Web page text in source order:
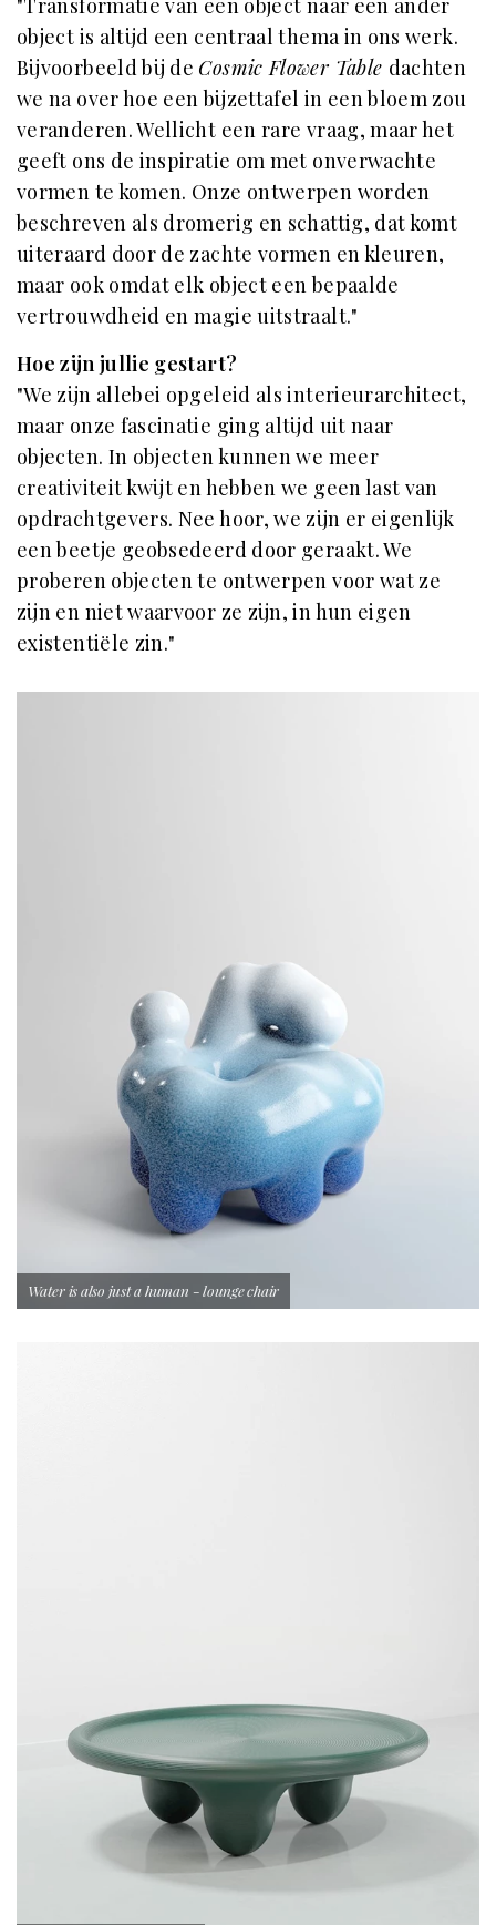
object is altijd een centraal thema in ons werk.
Bijvoorbeeld bij de Cosmic Flower Table dachten
we na over hoe een bijzettafel in een bloem zou
veranderen. Wellicht een rare vraag, maar het
geeft ons de inspiratie om met onverwachte
vormen te komen. Onze ontwerpen worden
beschreven als dromerig en schattig, dat komt
uiteraard door de zachte vormen en kleuren,
maar ook omdat elk object een bepaalde
vertrouwdheid en magie uitstraalt."
Hoe zijn jullie gestart?
"We zijn allebei opgeleid als interieurarchitect,
maar onze fascinatie ging altijd uit naar
objecten. In objecten kunnen we meer
creativiteit kwijt en hebben we geen last van
opdrachtgevers. Nee hoor, we zijn er eigenlijk
een beetje geobsedeerd door geraakt. We
proberen objecten te ontwerpen voor wat ze
zijn en niet waarvoor ze zijn, in hun eigen
existentiële zin."
Water is also just a human - lounge chair